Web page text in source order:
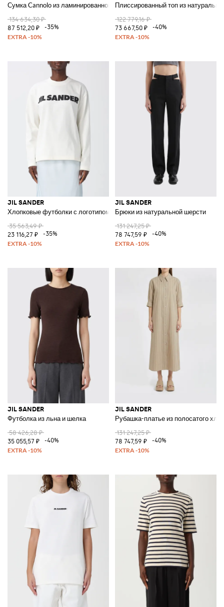
Сумка Cannolo из ламинированной кожи с эффектом кракле
134 634,30 ₽
87 512,20 ₽
-35%
Плиссированный топ из
122 779,16 ₽
73 667,50 ₽
-40%
JIL SANDER
Хлопковые футболки с логотипом
35 563,49 ₽
23 116,27 ₽
-35%
JIL SANDER
Брюки из натуральной шерсти
131 247,25 ₽
78 747,59 ₽
-40%
JIL SANDER
Футболка из льна и шелка
58 426,28 ₽
35 055,57 ₽
-40%
JIL SANDER
Рубашка-платье из полосатого
131 247,25 ₽
78 747,59 ₽
-40%